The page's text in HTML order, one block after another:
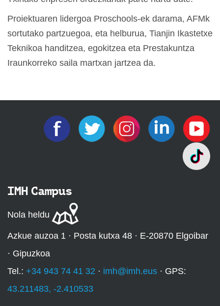
Proiektuaren lidergoa Proschools-ek darama, AFMk
sortutako partzuegoa, eta helburua, Tianjin Ikastetxe
Teknikoa handitzea, egokitzea eta Prestakuntza
Iraunkorreko saila martxan jartzea da.
IMH Campus
Nola heldu
Azkue auzoa 1 · Posta kutxa 48 · E-20870 Elgoibar
· Gipuzkoa
Tel.: +34 943 74 41 32 · imh@imh.eus · GPS:
43.211483, -2.410533